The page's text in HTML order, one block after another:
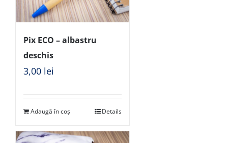
Pix ECO – albastru
deschis
3,00 lei
Adaugă în coș Details